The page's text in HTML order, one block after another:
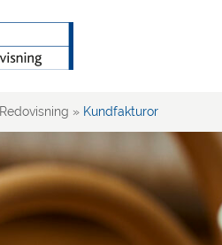
Redovisning » Kundfakturor